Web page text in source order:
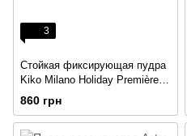
3
Стойкая фиксирующая пудра
Kiko Milano Holiday Première
Setting Face Powder
860 грн